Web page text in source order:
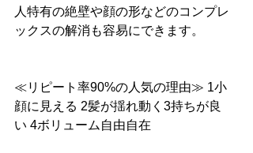
人特有の絶壁や顔の形などのコンプレ
ックスの解消も容易にできます。
≪リピート率90%の人気の理由≫ 1小
顔に見える 2髪が揺れ動く3持ちが良
い 4ボリューム自由自在